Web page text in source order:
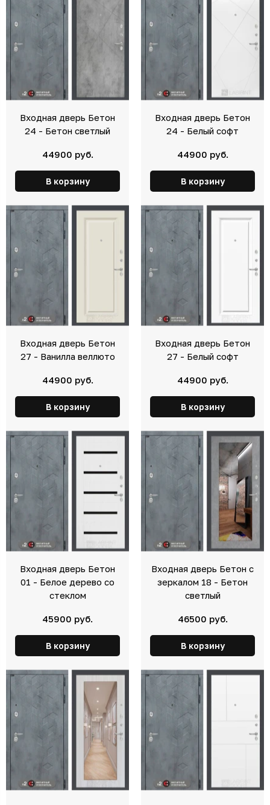
Входная дверь Бетон
24 - Бетон светлый
44900 руб.
В корзину
Входная дверь Бетон
24 - Белый софт
44900 руб.
В корзину
Входная дверь Бетон
27 - Ванилла веллюто
44900 руб.
В корзину
Входная дверь Бетон
27 - Белый софт
44900 руб.
В корзину
Входная дверь Бетон
01 - Белое дерево со
стеклом
45900 руб.
В корзину
Входная дверь Бетон с
зеркалом 18 - Бетон
светлый
46500 руб.
В корзину